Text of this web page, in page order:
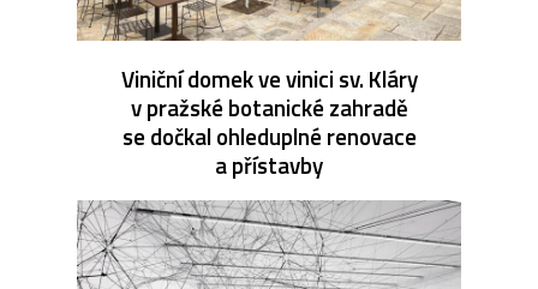
Viniční domek ve vinici sv. Kláry
v pražské botanické zahradě
se dočkal ohleduplné renovace
a přístavby